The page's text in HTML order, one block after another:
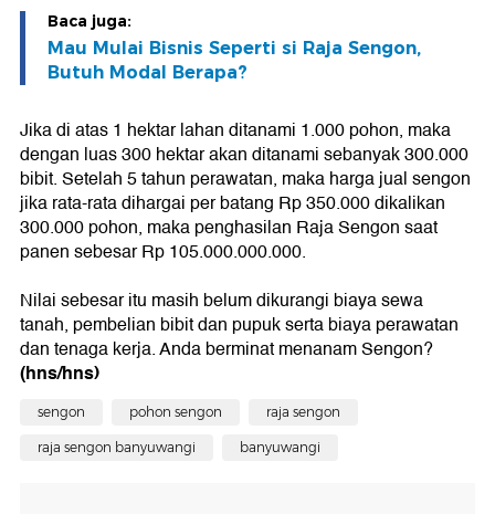
Baca juga:
Mau Mulai Bisnis Seperti si Raja Sengon,
Butuh Modal Berapa?
Jika di atas 1 hektar lahan ditanami 1.000 pohon, maka
dengan luas 300 hektar akan ditanami sebanyak 300.000
bibit. Setelah 5 tahun perawatan, maka harga jual sengon
jika rata-rata dihargai per batang Rp 350.000 dikalikan
300.000 pohon, maka penghasilan Raja Sengon saat
panen sebesar Rp 105.000.000.000.
Nilai sebesar itu masih belum dikurangi biaya sewa
tanah, pembelian bibit dan pupuk serta biaya perawatan
dan tenaga kerja. Anda berminat menanam Sengon?
(hns/hns)
sengon pohon sengon raja sengon
raja sengon banyuwangi banyuwangi